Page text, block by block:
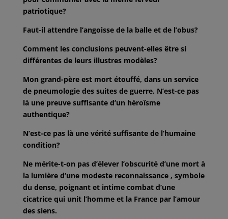
patriotique?
Faut-il attendre l’angoisse de la balle et de l’obus?
Comment les conclusions peuvent-elles être si
différentes de leurs illustres modèles?
Mon grand-père est mort étouffé, dans un service
de pneumologie des suites de guerre. N’est-ce pas
là une preuve suffisante d’un héroïsme
authentique?
N’est-ce pas là une vérité suffisante de l’humaine
condition?
Ne mérite-t-on pas d’élever l’obscurité d’une mort à
la lumière d’une modeste reconnaissance , symbole
du dense, poignant et intime combat d’une
cicatrice qui unit l’homme et la France par l’amour
des siens.